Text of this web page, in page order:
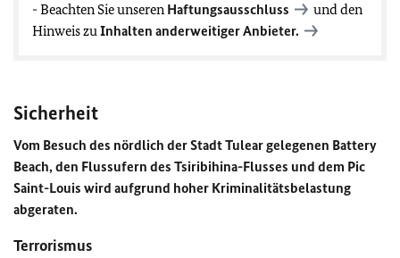
- Beachten Sie unseren Haftungsausschluss
und den
Hinweis zuInhalten anderweitiger Anbieter.
Sicherheit
Vom Besuch des nördlich der Stadt Tulear gelegenen Battery
Beach, den Flussufern des Tsiribihina-Flusses und dem Pic
Saint-Louis wird aufgrund hoher Kriminalitätsbelastung
abgeraten.
Terrorismus